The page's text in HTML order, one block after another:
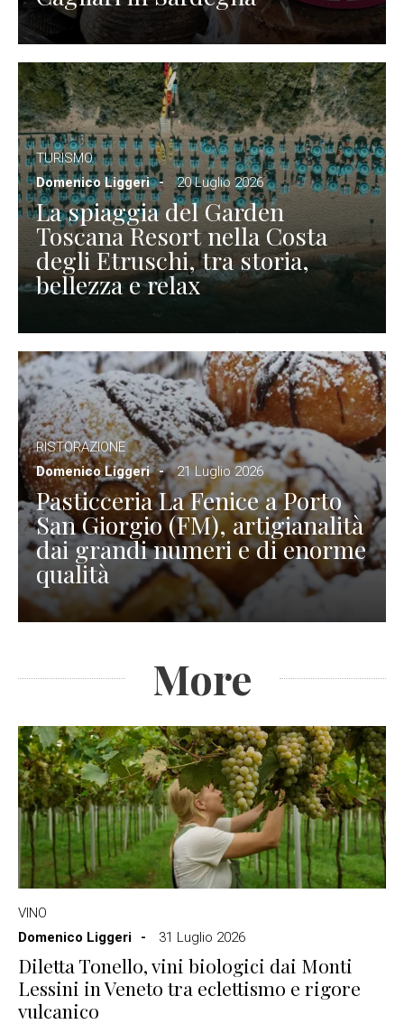
TURISMO
Domenico Liggeri
20 Luglio 2026
La spiaggia del Garden
Toscana Resort nella Costa
degli Etruschi, tra storia,
bellezza e relax
RISTORAZIONE
Domenico Liggeri
21 Luglio 2026
Pasticceria La Fenice a Porto
San Giorgio (FM), artigianalità
dai grandi numeri e di enorme
qualità
More
VINO
Domenico Liggeri
31 Luglio 2026
Diletta Tonello, vini biologici dai Monti
Lessini in Veneto tra eclettismo e rigore
vulcanico